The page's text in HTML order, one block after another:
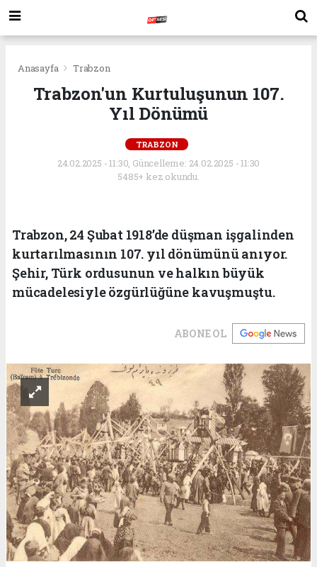
Anasayfa Trabzon
Trabzon'un Kurtuluşunun 107.
Yıl Dönümü
TRABZON
24.02.2025 - 11:30, Güncelleme: 24.02.2025 - 11:30
5485+ kez okundu.
Trabzon, 24 Şubat 1918’de düşman işgalinden
kurtarılmasının 107. yıl dönümünü anıyor.
Şehir, Türk ordusunun ve halkın büyük
mücadelesiyle özgürlüğüne kavuşmuştu.
ABONE OL